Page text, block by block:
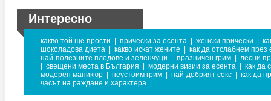
Интересно
какво той ще прости прически за есента женски прически
шоколадова диета
какво искат жените
как да отслабнем през
най-полезните плодове и зеленчуци
празничен грим
лесни
свещени места в България модерни визии за есента
как да
модерен маникюр
неустоим грим най-добрият секс
как да
часът на раждане и характера